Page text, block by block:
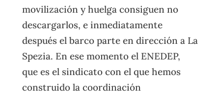
movilización y huelga consiguen no
descargarlos, e inmediatamente
después el barco parte en dirección a La
Spezia. En ese momento el ENEDEP,
que es el sindicato con el que hemos
construido la coordinación